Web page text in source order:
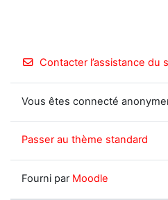
Contacter l’assistance du
Vous êtes connecté
Passer au thème standard
Fourni par Moodle